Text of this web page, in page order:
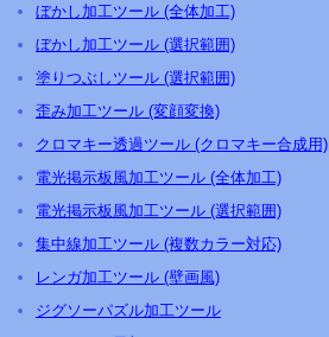
ぼかし加工ツール (全体加工)
ぼかし加工ツール (選択範囲)
塗りつぶしツール (選択範囲)
歪み加工ツール (変顔変換)
クロマキー透過ツール (クロマキー合成用)
電光掲示板風加工ツール (全体加工)
電光掲示板風加工ツール (選択範囲)
集中線加工ツール (複数カラー対応)
レンガ加工ツール (壁画風)
ジグソーパズル加工ツール